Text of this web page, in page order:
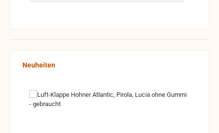
Produktgalerie überspringen
Neuheiten